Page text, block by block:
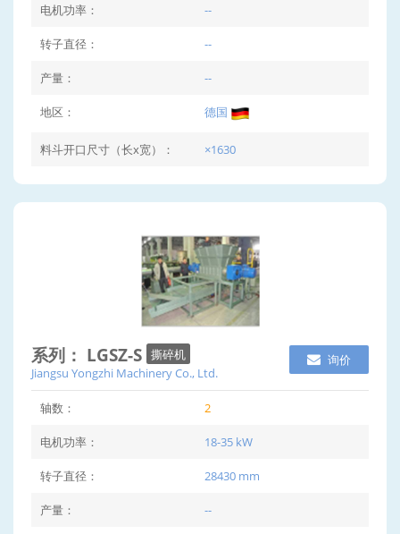
电机功率： --
转子直径： --
产量： --
地区： 德国
料斗开口尺寸（长x宽）： ×1630
系列： LGSZ-S 撕碎机
Jiangsu Yongzhi Machinery Co., Ltd.
询价
轴数： 2
电机功率： 18-35 kW
转子直径： 28430 mm
产量： --